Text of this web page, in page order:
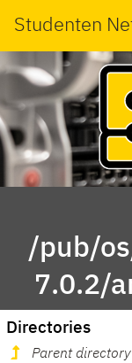
Studenten
/pub/
7.0.2/
Directories
Parent directory